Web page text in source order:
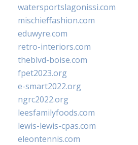
watersportslagonissi.com
mischieffashion.com
eduwyre.com
retro-interiors.com
theblvd-boise.com
fpet2023.org
e-smart2022.org
ngrc2022.org
leesfamilyfoods.com
lewis-lewis-cpas.com
eleontennis.com